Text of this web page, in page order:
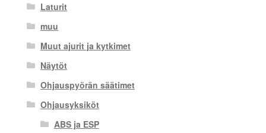
Laturit
muu
Muut ajurit ja kytkimet
Näytöt
Ohjauspyörän säätimet
Ohjausyksiköt
ABS ja ESP